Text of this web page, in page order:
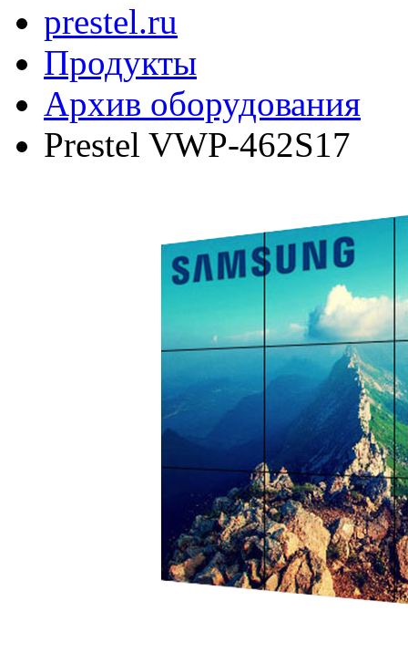
prestel.ru
Продукты
Архив оборудования
Prestel VWP-462S17